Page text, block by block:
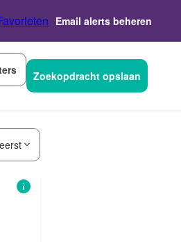
Email alerts beheren
Zoekopdracht opslaan